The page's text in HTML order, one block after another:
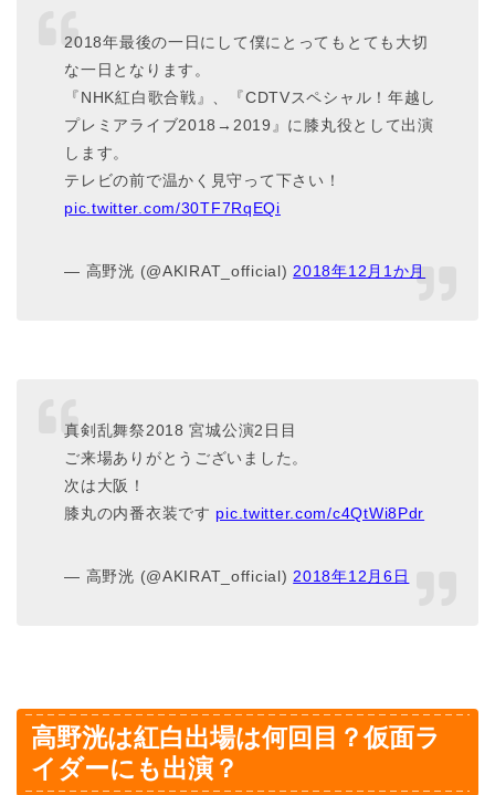
2018年最後の一日にして僕にとってもとても大切
な一日となります。
『NHK紅白歌合戦』、『CDTVスペシャル！年越し
プレミアライブ2018→2019』に膝丸役として出演
します。
テレビの前で温かく見守って下さい！
pic.twitter.com/30TF7RqEQi
— 高野洸 (@AKIRAT_official)2018年12月1か月
真剣乱舞祭2018 宮城公演2日目
ご来場ありがとうございました。
次は大阪！
膝丸の内番衣装です pic.twitter.com/c4QtWi8Pdr
— 高野洸 (@AKIRAT_official) 2018年12月6日
高野洸は紅白出場は何回目？仮面ラ
イダーにも出演？